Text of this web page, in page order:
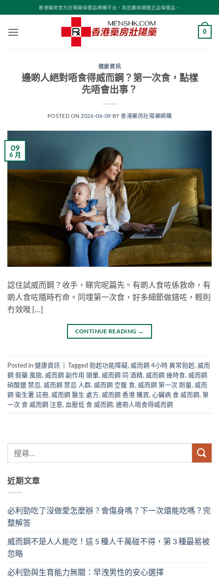
to
content
香港藥房官方壯陽藥保健品網購平台，為您嚴挑細選正品保健品。
0
健康資訊
邊啲人絕對唔食得威而鋼？第一次食，點樣
先唔會出事？
POSTED ON 2026-06-09 BY香港藥房壯陽藥網購
09
6 月
諗住試威而鋼？收手，睇完呢篇先。有啲人食咗係救命，有
啲人食咗隨時冇命。同埋第一次食，好多細節做錯咗，輕則
冇效嘥 […]
CONTINUE READING →
Posted in健康資訊 Tagged勃起功能障礙, 威而鋼 4小時 異常勃起, 威而
鋼 假藥 風險, 威而鋼 副作用 頭暈, 威而鋼 同 酒精, 威而鋼 幾時食, 威而鋼
硝酸鹽 禁忌, 威而鋼 禁忌 人群, 威而鋼 空腹 食, 威而鋼 第一次 劑量, 威而
鋼 衛生署 註冊, 威而鋼 醫生 處方, 威而鋼 香港 購買, 心臟病 食 威而鋼, 第
一次 食 威而鋼 注意, 血壓低 食 威而鋼, 邊啲人唔食得威而鋼
近期文章
必利勁吃了沒做愛怎麼辦？會傷身嗎？下一次還能吃嗎？完
整解答
威而鋼不是人人能吃！這 5 種人千萬碰不得，第 3 種最易被
忽略
必利勁與生育能力無關：早洩男性的安心選擇